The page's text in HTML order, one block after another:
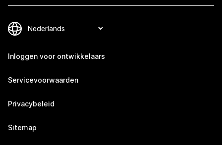
Inloggen voor ontwikkelaars
Servicevoorwaarden
Privacybeleid
Sitemap